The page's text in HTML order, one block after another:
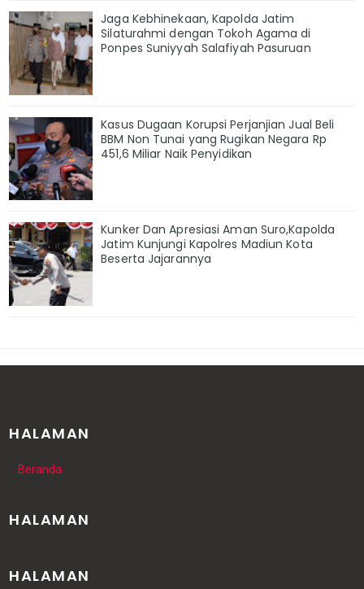
Jaga Kebhinekaan, Kapolda Jatim
Silaturahmi dengan Tokoh Agama di
Ponpes Suniyyah Salafiyah Pasuruan
Kasus Dugaan Korupsi Perjanjian Jual Beli
BBM Non Tunai yang Rugikan Negara Rp
451,6 Miliar Naik Penyidikan
Kunker Dan Apresiasi Aman Suro,Kapolda
Jatim Kunjungi Kapolres Madiun Kota
Beserta Jajarannya
HALAMAN
Beranda
HALAMAN
HALAMAN